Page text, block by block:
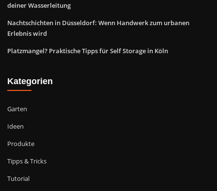
deiner Wasserleitung
Nachtschichten in Düsseldorf: Wenn Handwerk zum urbanen
Erlebnis wird
Platzmangel? Praktische Tipps für Self Storage in Köln
Kategorien
Garten
Ideen
Produkte
Tipps & Tricks
Tutorial